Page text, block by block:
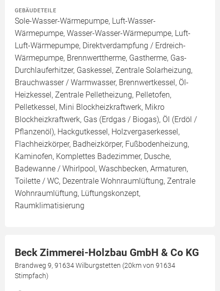
GEBÄUDETEILE
Sole-Wasser-Wärmepumpe, Luft-Wasser-
Wärmepumpe, Wasser-Wasser-Wärmepumpe, Luft-
Luft-Wärmepumpe, Direktverdampfung / Erdreich-
Wärmepumpe, Brennwerttherme, Gastherme, Gas-
Durchlauferhitzer, Gaskessel, Zentrale Solarheizung,
Brauchwasser / Warmwasser, Brennwertkessel, Öl-
Heizkessel, Zentrale Pelletheizung, Pelletofen,
Pelletkessel, Mini Blockheizkraftwerk, Mikro
Blockheizkraftwerk, Gas (Erdgas / Biogas), Öl (Erdöl /
Pflanzenöl), Hackgutkessel, Holzvergaserkessel,
Flachheizkörper, Badheizkörper, Fußbodenheizung,
Kaminofen, Komplettes Badezimmer, Dusche,
Badewanne / Whirlpool, Waschbecken, Armaturen,
Toilette / WC, Dezentrale Wohnraumlüftung, Zentrale
Wohnraumlüftung, Lüftungskonzept,
Raumklimatisierung
Beck Zimmerei-Holzbau GmbH & Co KG
Brandweg 9, 91634 Wilburgstetten (20km von 91634
Stimpfach)